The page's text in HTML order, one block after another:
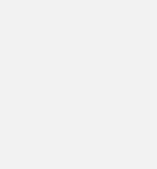
hợp với tình hình thực
các điểm tham quan đã